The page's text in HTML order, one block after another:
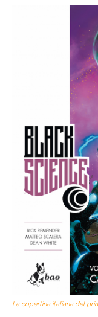
La copertina italiana del